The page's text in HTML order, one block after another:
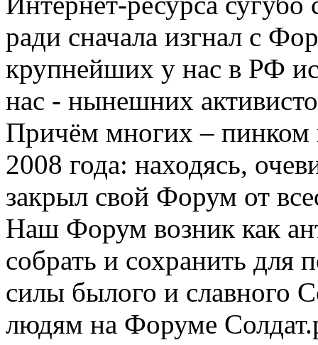
ради сначала изгнал с
крупнейших у нас в РФ
нас - нынешних
Причём многих – пинком
2008 года: находясь,
закрыл свой Форум от
Наш Форум возник как
собрать и сохранить для
силы былого и славного
людям на Форуме